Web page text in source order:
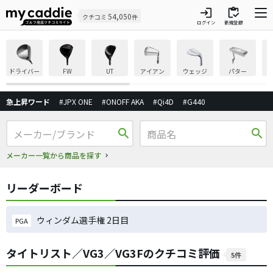
クチコミ 54,050件 login
ログイン
inventory
新規登録
ドライバー FW UT アイアン ウェッジ パター
急上昇ワード #JPX ONE #ONOFF AKA #Qi4D #G440
search
メーカー一覧から商品を探す
search
リーダーボード
PGA ウィンダム選手権 2日目
タイトリスト／VG3／VG3Fのクチコミ評価 5件